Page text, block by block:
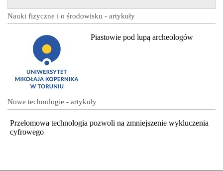
Nauki fizyczne i o środowisku - artykuły
Piastowie pod lupą archeologów
Nowe technologie - artykuły
Przełomowa technologia pozwoli na zmniejszenie wykluczenia
cyfrowego